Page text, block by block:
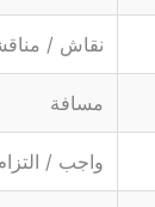
نقاش /
مسافة
واجب /